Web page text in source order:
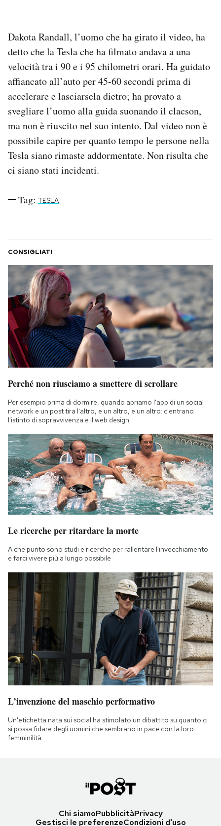
Dakota Randall, l’uomo che ha girato il video, ha
detto che la Tesla che ha filmato andava a una
velocità tra i 90 e i 95 chilometri orari. Ha guidato
affiancato all’auto per 45-60 secondi prima di
accelerare e lasciarsela dietro; ha provato a
svegliare l’uomo alla guida suonando il clacson,
ma non è riuscito nel suo intento. Dal video non è
possibile capire per quanto tempo le persone nella
Tesla siano rimaste addormentate. Non risulta che
ci siano stati incidenti.
Tag: TESLA
CONSIGLIATI
Perché non riusciamo a smettere di scrollare
Per esempio prima di dormire, quando apriamo l'app di un social
network e un post tira l'altro, e un altro, e un altro: c'entrano
l'istinto di sopravvivenza e il web design
Le ricerche per ritardare la morte
A che punto sono studi e ricerche per rallentare l'invecchiamento
e farci vivere più a lungo possibile
L’invenzione del maschio performativo
Un'etichetta nata sui social ha stimolato un dibattito su quanto ci
si possa fidare degli uomini che sembrano in pace con la loro
femminilità
Chi siamoPubblicitàPrivacy
Gestisci le preferenzeCondizioni d'uso